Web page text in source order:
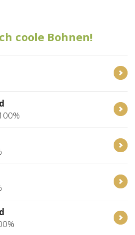
coole Bohnen!